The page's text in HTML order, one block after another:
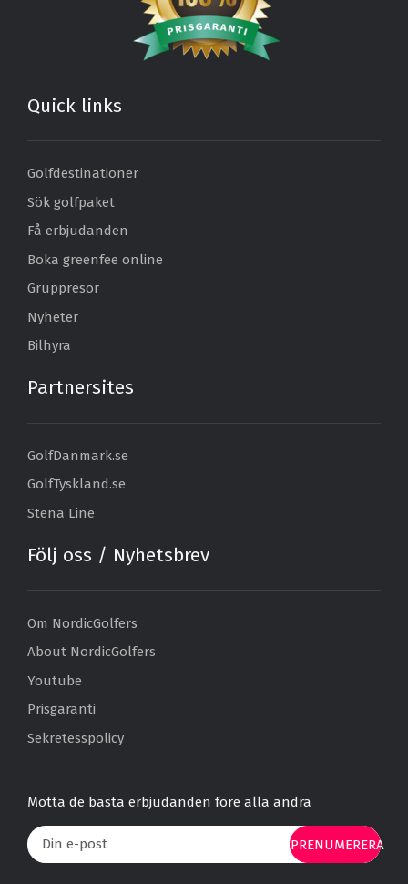
Quick links
Golfdestinationer
Sök golfpaket
Få erbjudanden
Boka greenfee online
Gruppresor
Nyheter
Bilhyra
Partnersites
GolfDanmark.se
GolfTyskland.se
Stena Line
Följ oss / Nyhetsbrev
Om NordicGolfers
About NordicGolfers
Youtube
Prisgaranti
Sekretesspolicy
Motta de bästa erbjudanden före alla andra
PRENUMERERA